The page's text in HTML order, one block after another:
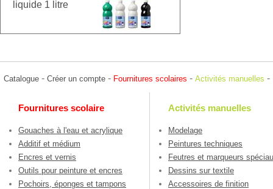
liquide 1 litre
Catalogue - Créer un compte - Fournitures scolaires - Activités manuelles -
Fournitures scolaire
Gouaches à l'eau et acrylique
Additif et médium
Encres et vernis
Outils pour peinture et encres
Pochoirs, éponges et tampons
Activités manuelles
Modelage
Peintures techniques
Feutres et marqueurs
Dessins sur textile
Accessoires de finition